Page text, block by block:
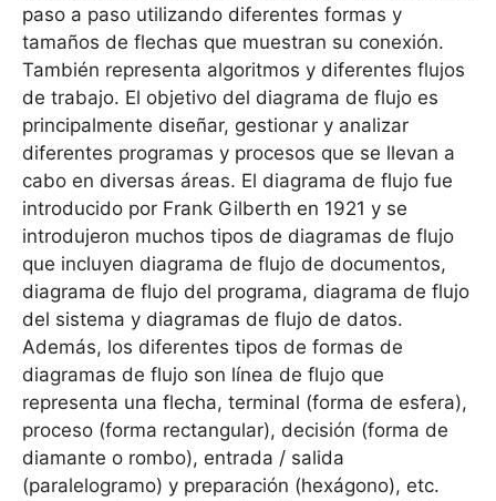
paso a paso utilizando diferentes formas y
tamaños de flechas que muestran su conexión.
También representa algoritmos y diferentes flujos
de trabajo. El objetivo del diagrama de flujo es
principalmente diseñar, gestionar y analizar
diferentes programas y procesos que se llevan a
cabo en diversas áreas. El diagrama de flujo fue
introducido por Frank Gilberth en 1921 y se
introdujeron muchos tipos de diagramas de flujo
que incluyen diagrama de flujo de documentos,
diagrama de flujo del programa, diagrama de flujo
del sistema y diagramas de flujo de datos.
Además, los diferentes tipos de formas de
diagramas de flujo son línea de flujo que
representa una flecha, terminal (forma de esfera),
proceso (forma rectangular), decisión (forma de
diamante o rombo), entrada / salida
(paralelogramo) y preparación (hexágono), etc.